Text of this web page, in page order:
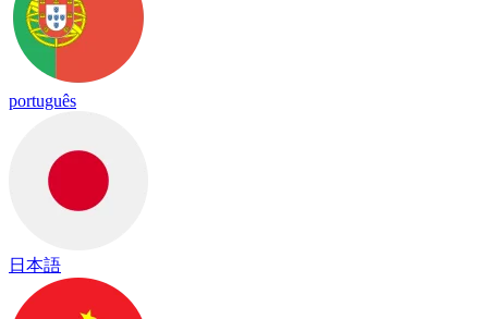
português
日本語